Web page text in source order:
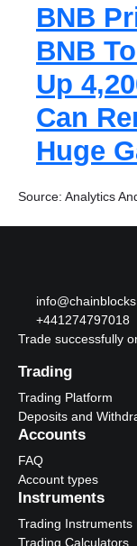
BNB
BNB
Up
Can
Huge
Source: Analytics
+441274797018
Trade successfully
Trading
Trading Platform
Deposits and
Accounts
FAQ
Account types
Instruments
Trading Instruments
Trading Calculators